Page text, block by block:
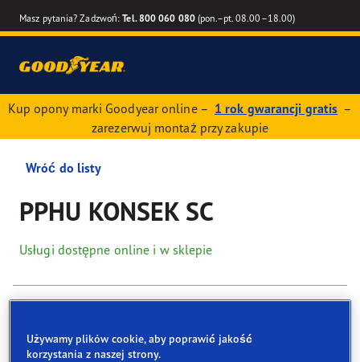
Masz pytania? Zadzwoń:Tel. 800 060 080(pon.–pt. 08.00–18.00)
Kup opony marki Goodyear online – 1 rok gwarancji gratis –
zarezerwuj montaż przy zakupie
Wróć do listy
PPHU KONSEK SC
Usługi dostępne online i w sklepie
Używamy plików cookie, aby poprawić jakość
korzystania z naszej strony.